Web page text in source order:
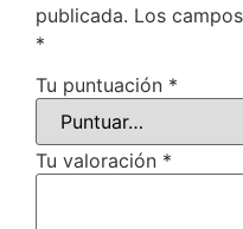
publicada. Los
*
Tu puntuación *
Tu valoración *